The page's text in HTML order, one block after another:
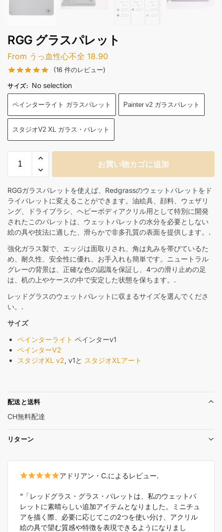
RGG グラスパレット
From うっ血性心不全 18.90
(16 件のレビュー)
サイズ: No selection
ペインターライト ガラスパレット Painter v2 ガラスパレット
スタジオV2 XL ガラス・パレット
お買い物カゴに追加
RGGガラスパレットを使えば、Redgrassのウェットパレットをド
ライパレットに変えることができます。油絵具、顔料、ウェザリ
ング、ドライブラシ、ヘビーボディアクリル用として特別に開発
されたこのパレットは、ウェットパレットの水分を必要としない
絵の具や技法に適した、滑らかで非多孔質の表面を提供します。.
強化ガラス製で、エッジは面取りされ、角は丸みを帯びているた
め、耐久性、安全性に優れ、お手入れも簡単です。ニュートラル
グレーの背景は、正確な色の認識を保証し、4つの滑り止めの足
は、机の上やケースの中で安定した状態を保ちます。.
レッドグラスのウェットパレットに収まるサイズを選んでくださ
い。.
サイズ
ペインターライト ペインターv1
ペインターV2
スタジオXL v2, v1と スタジオXLアート
配送と送料
CH無料配達
リターン
アドリアン・C.によるレビュー.
“「レッドグラス・グラス・パレットは、私のウェットパ
レットに素晴らしい追加アイテムとなりました。ミニチュ
アを描く際、必要に応じてこの2つを使い分け、アクリル
絵の具で望む質感や特徴を表現できるようになりまし